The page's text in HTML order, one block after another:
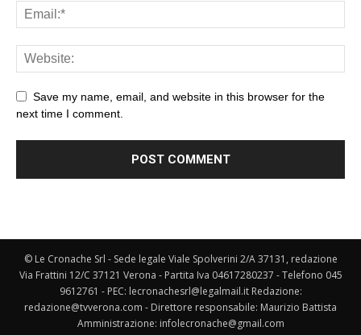
Save my name, email, and website in this browser for the
next time I comment.
© Le Cronache Srl - Sede legale Viale Spolverini 2/A 37131, redazione
Via Frattini 12/C 37121 Verona - Partita Iva 04617280237 - Telefono 045
9612761 - PEC: lecronachesrl@legalmail.it Redazione:
redazione@tvverona.com - Direttore responsabile: Maurizio Battista
Amministrazione: infolecronache@gmail.com